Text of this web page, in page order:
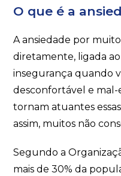
O que é a
A ansiedade por
diretamente, ligada
insegurança quando
desconfortável e mal-
tornam atuantes
assim, muitos não
Segundo a
mais de 30% da